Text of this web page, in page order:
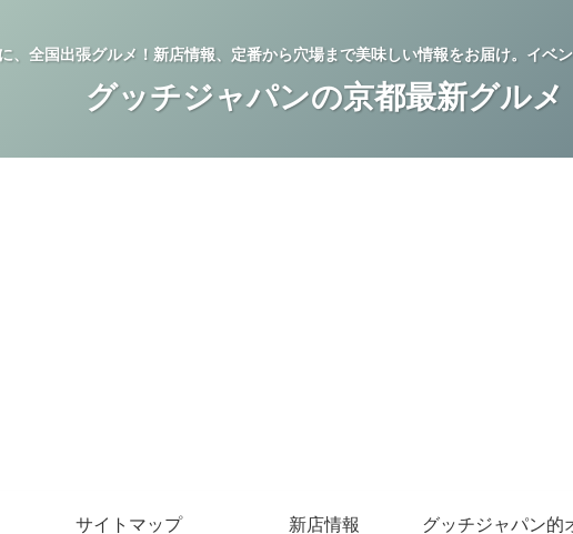
、全国出張グルメ！新店情報、定番から穴場まで美味しい情報をお届け。イベ
グッチジャパンの京都最新グルメ
サイトマップ 新店情報